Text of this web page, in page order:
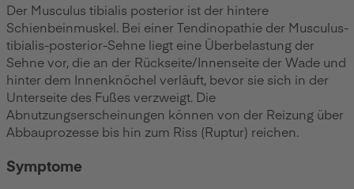
Der Musculus tibialis posterior ist der hintere
Schienbeinmuskel. Bei einer Tendinopathie der Musculus-
tibialis-posterior-Sehne liegt eine Überbelastung der
Sehne vor, die an der Rückseite/Innenseite der Wade und
hinter dem Innenknöchel verläuft, bevor sie sich in der
Unterseite des Fußes verzweigt. Die
Abnutzungserscheinungen können von der Reizung über
Abbauprozesse bis hin zum Riss (Ruptur) reichen.
Symptome